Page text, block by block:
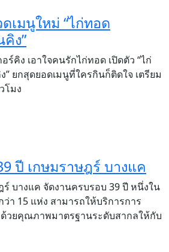
เมนูใหม่ “ไก่ทอด
ง”
ร์คิง เอาใจคนรักไก่ทอด เปิดตัว “ไก่
ยกสุดยอดเมนูที่ใครกินก็ติดใจ เตรียม
โมง
ปี เกษมราษฎร์ บางแค
บางแค จัดงานครบรอบ 39 ปี หนึ่งใน
า 15 แห่ง สามารถให้บริการการ
วยคุณภาพมาตรฐานระดับสากลให้กับ